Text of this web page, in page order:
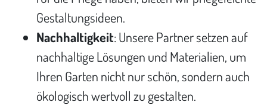
Gestaltungsideen.
Nachhaltigkeit: Unsere Partner setzen auf
nachhaltige Lösungen und Materialien, um
Ihren Garten nicht nur schön, sondern auch
ökologisch wertvoll zu gestalten.